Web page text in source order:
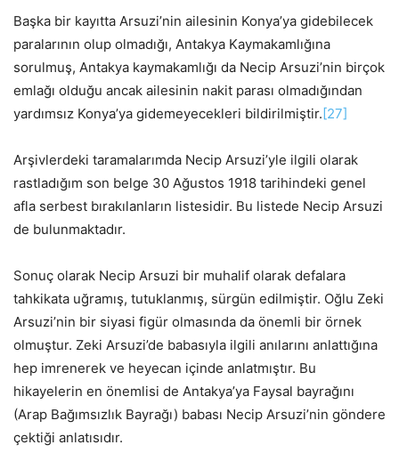
Başka bir kayıtta Arsuzi’nin ailesinin Konya’ya gidebilecek
paralarının olup olmadığı, Antakya Kaymakamlığına
sorulmuş, Antakya kaymakamlığı da Necip Arsuzi’nin birçok
emlağı olduğu ancak ailesinin nakit parası olmadığından
yardımsız Konya’ya gidemeyecekleri bildirilmiştir. [27]
Arşivlerdeki taramalarımda Necip Arsuzi’yle ilgili olarak
rastladığım son belge 30 Ağustos 1918 tarihindeki genel
afla serbest bırakılanların listesidir. Bu listede Necip Arsuzi
de bulunmaktadır.
Sonuç olarak Necip Arsuzi bir muhalif olarak defalara
tahkikata uğramış, tutuklanmış, sürgün edilmiştir. Oğlu Zeki
Arsuzi’nin bir siyasi figür olmasında da önemli bir örnek
olmuştur. Zeki Arsuzi’de babasıyla ilgili anılarını anlattığına
hep imrenerek ve heyecan içinde anlatmıştır. Bu
hikayelerin en önemlisi de Antakya’ya Faysal bayrağını
(Arap Bağımsızlık Bayrağı) babası Necip Arsuzi’nin göndere
çektiği anlatısıdır.